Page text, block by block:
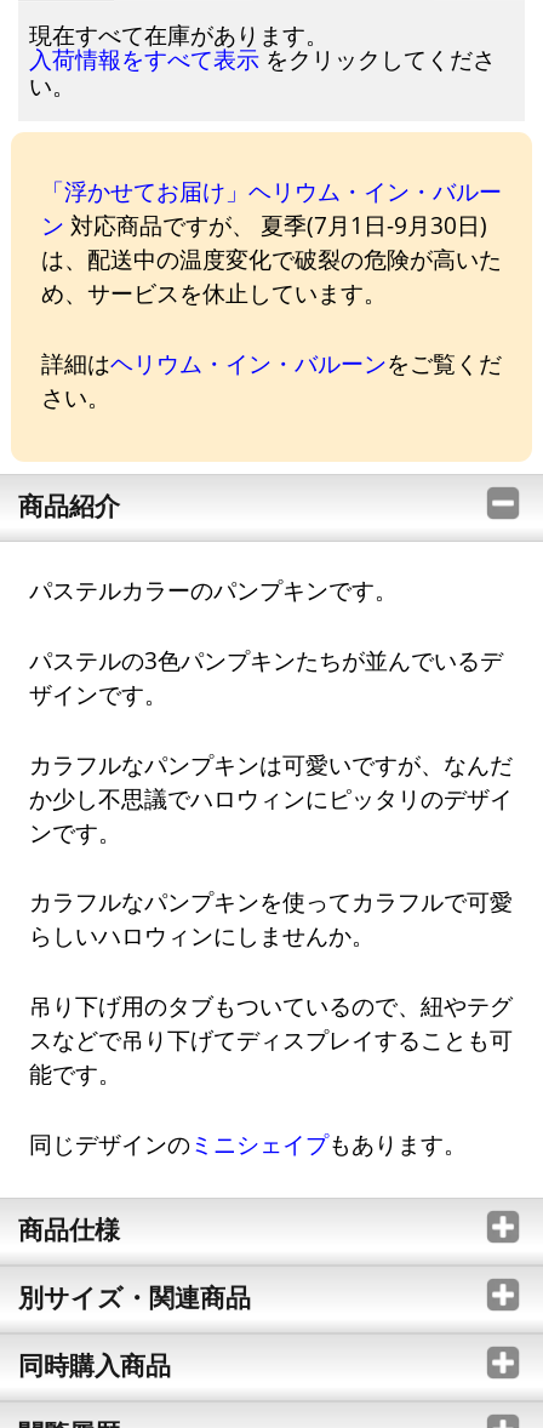
現在すべて在庫があります。
入荷情報をすべて表示 をクリックしてくださ
い。
「浮かせてお届け」ヘリウム・イン・バルー
ン 対応商品ですが、 夏季(7月1日-9月30日)
は、配送中の温度変化で破裂の危険が高いた
め、サービスを休止しています。
詳細はヘリウム・イン・バルーンをご覧くだ
さい。
商品紹介
パステルカラーのパンプキンです。
パステルの3色パンプキンたちが並んでいるデ
ザインです。
カラフルなパンプキンは可愛いですが、なんだ
か少し不思議でハロウィンにピッタリのデザイ
ンです。
カラフルなパンプキンを使ってカラフルで可愛
らしいハロウィンにしませんか。
吊り下げ用のタブもついているので、紐やテグ
スなどで吊り下げてディスプレイすることも可
能です。
同じデザインのミニシェイプもあります。
商品仕様
別サイズ・関連商品
同時購入商品